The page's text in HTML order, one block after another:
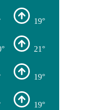
19°
21°
19°
19°